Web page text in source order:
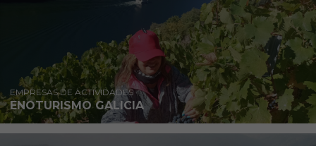
EMPRESAS DE ACTIVIDADES
ENOTURISMO GALICIA